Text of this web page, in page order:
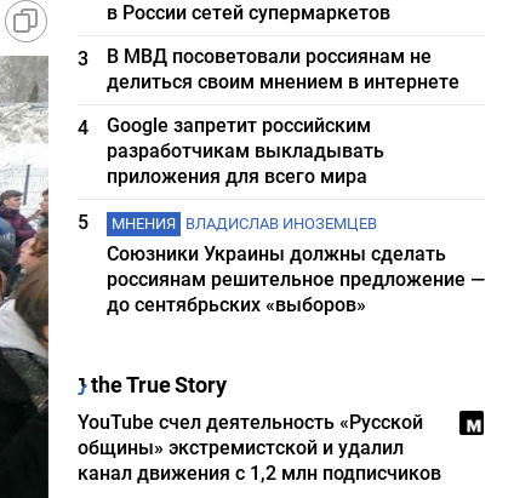
в России сетей супермаркетов
3
В МВД посоветовали россиянам не
делиться своим мнением в интернете
4
Google запретит российским
разработчикам выкладывать
приложения для всего мира
5
МНЕНИЯ ВЛАДИСЛАВ ИНОЗЕМЦЕВ
Союзники Украины должны сделать
россиянам решительное предложение —
до сентябрьских «выборов»